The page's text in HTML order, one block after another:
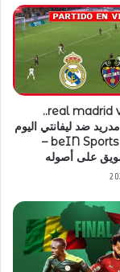
real madrid vs levante..
ضد ليفانتي اليوم
على beIN Sports HD 2 –
على أصوله